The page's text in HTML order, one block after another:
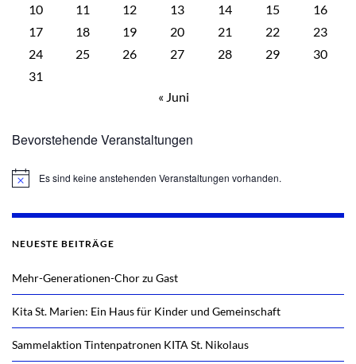
10
11 12 13 14 15
16
17
18 19 20 21 22
23
24
25 26 27 28 29
30
31
« Juni
Bevorstehende Veranstaltungen
HinweisEs sind keine anstehenden Veranstaltungen vorhanden.
NEUESTE BEITRÄGE
Mehr-Generationen-Chor zu Gast
Kita St. Marien: Ein Haus für Kinder und Gemeinschaft
Sammelaktion Tintenpatronen KITA St. Nikolaus